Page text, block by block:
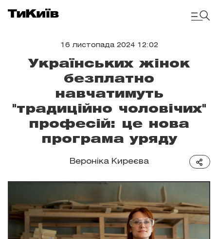
16 листопада 2024 12:02
Українських жінок
безплатно
навчатимуть
"традиційно чоловічих"
професій: це нова
програма уряду
Вероніка Киреєва